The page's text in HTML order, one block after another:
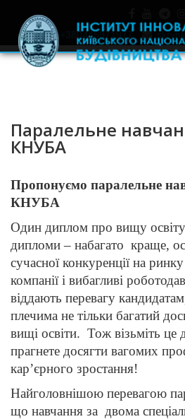
+380445971977
Паралельне
КНУБА
Пропонуємо паралельне
КНУБА
Один диплом про вищу
дипломи – набагато краще,
сучасної конкуренції на
компанії і вибагливі
віддають перевагу
плечима не тільки багатий
вищі освіти. Тож візьміть це
прагнете досягти вагомих
кар’єрного зростання!
Найголовнішою перевагою
що навчання за двома